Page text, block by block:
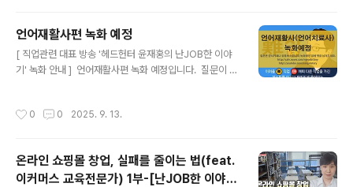
좋아하는 헤드헌터 책 : https://bit.ly/book-NJ💵 자율
구독료 : 하나은행 333-910018-39107 윤재홍💵 자율
구독료(Paypal) : https://bit.ly/nj_paypal━━━━
━━━━━━━━━━━━━━━━━━━━━👆
언어재활사편 녹화 예정
[ 직업관련 대표 방송 '헤드헌터 윤재홍의 난JOB한 이야
기' 녹화 안내 ] ​ 언어재활사편 녹화 예정입니다. ​ 질문이 있
질문해 드리겠습니다. ​ ※ 공식카페 녹화 예정 글 : https://
니다. 감사합니다. ​ 언어재활사편[ 직업관련 대표 방송 '헤
드헌터 윤재홍의 난JOB한 이야기' 녹화 안내 ] 언어재활사
0 0 2025. 9. 13.
온라인 쇼핑몰 창업, 실패를 줄이는 법(feat.
이커머스 교육전문가) 1부-[난JOB한 이야